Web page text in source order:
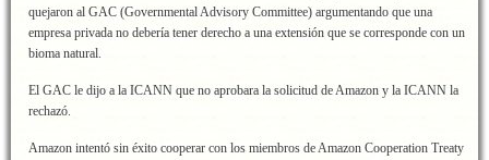
quejaron al GAC (Governmental Advisory Committee) argumentando que una
empresa privada no debería tener derecho a una extensión que se corresponde con un
bioma natural.
El GAC le dijo a la ICANN que no aprobara la solicitud de Amazon y la ICANN la
rechazó.
Amazon intentó sin éxito cooperar con los miembros de Amazon Cooperation Treaty